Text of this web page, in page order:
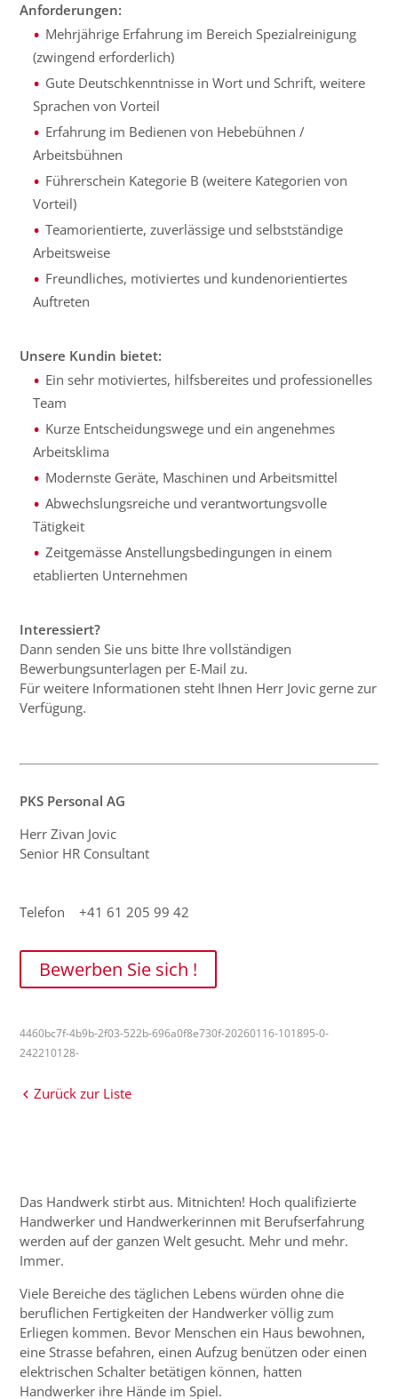
Anforderungen:
Mehrjährige Erfahrung im Bereich Spezialreinigung
(zwingend erforderlich)
Gute Deutschkenntnisse in Wort und Schrift, weitere
Sprachen von Vorteil
Erfahrung im Bedienen von Hebebühnen /
Arbeitsbühnen
Führerschein Kategorie B (weitere Kategorien von
Vorteil)
Teamorientierte, zuverlässige und selbstständige
Arbeitsweise
Freundliches, motiviertes und kundenorientiertes
Auftreten
Unsere Kundin bietet:
Ein sehr motiviertes, hilfsbereites und professionelles
Team
Kurze Entscheidungswege und ein angenehmes
Arbeitsklima
Modernste Geräte, Maschinen und Arbeitsmittel
Abwechslungsreiche und verantwortungsvolle
Tätigkeit
Zeitgemässe Anstellungsbedingungen in einem
etablierten Unternehmen
Interessiert?
Dann senden Sie uns bitte Ihre vollständigen
Bewerbungsunterlagen per E-Mail zu.
Für weitere Informationen steht Ihnen Herr Jovic gerne zur
Verfügung.
PKS Personal AG
Herr Zivan Jovic
Senior HR Consultant
Telefon +41 61 205 99 42
Bewerben Sie sich !
4460bc7f-4b9b-2f03-522b-696a0f8e730f-20260116-101895-0-
242210128-
Zurück zur Liste
Das Handwerk stirbt aus. Mitnichten! Hoch qualifizierte
Handwerker und Handwerkerinnen mit Berufserfahrung
werden auf der ganzen Welt gesucht. Mehr und mehr.
Immer.
Viele Bereiche des täglichen Lebens würden ohne die
beruflichen Fertigkeiten der Handwerker völlig zum
Erliegen kommen. Bevor Menschen ein Haus bewohnen,
eine Strasse befahren, einen Aufzug benützen oder einen
elektrischen Schalter betätigen können, hatten
Handwerker ihre Hände im Spiel.